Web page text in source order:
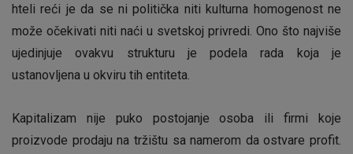
hteli reći je da se ni politička niti kulturna homogenost ne
može očekivati niti naći u svetskoj privredi. Ono što najviše
ujedinjuje ovakvu strukturu je podela rada koja je
ustanovljena u okviru tih entiteta.
Kapitalizam nije puko postojanje osoba ili firmi koje
proizvode prodaju na tržištu sa namerom da ostvare profit.